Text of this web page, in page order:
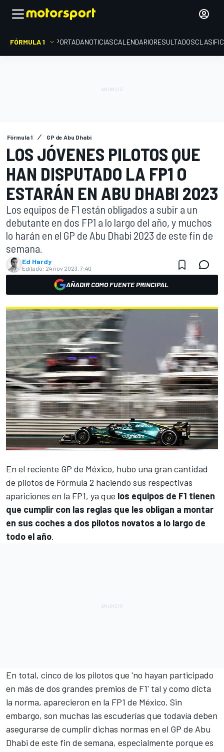
FÓRMULA 1 PORTADANOTICIASCALENDARIORESULTADOS
Fórmula 1 GP de Abu Dhabi
LOS JÓVENES PILOTOS QUE
HAN DISPUTADO LA FP1 O
ESTARÁN EN ABU DHABI 2023
Los equipos de F1 están obligados a subir a un
debutante en dos FP1 a lo largo del año, y muchos
lo harán en el GP de Abu Dhabi 2023 de este fin de
semana.
Ed Hardy
Editado: 24 nov 2023, 7:40
AÑADIR COMO FUENTE PRINCIPAL
En el reciente GP de México, hubo una gran cantidad
de pilotos de Fórmula 2 haciendo sus respectivas
apariciones en la FP1, ya que los equipos de F1 tienen
que cumplir con las reglas que les obligan a montar
en sus coches a dos pilotos novatos a lo largo de
todo el año.
En total, cinco de los pilotos que 'no hayan participado
en más de dos grandes premios de F1' tal y como dicta
la norma, aparecieron en la FP1 de México. Sin
embargo, son muchas las escuderías que todavía deben
asegurarse de cumplir dichas normas en el GP de Abu
Dhabi de este fin de semana, especialmente porque es